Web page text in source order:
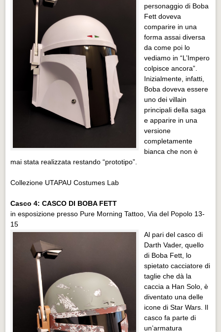
personaggio di Boba
Fett doveva
comparire in una
forma assai diversa
da come poi lo
vediamo in “L’Impero
colpisce ancora”.
Inizialmente, infatti,
Boba doveva essere
uno dei villain
principali della saga
e apparire in una
versione
completamente
bianca che non è
mai stata realizzata restando “prototipo”.
Collezione UTAPAU Costumes Lab
Casco 4: CASCO DI BOBA FETT
in esposizione presso Pure Morning Tattoo, Via del Popolo 13-
15
Al pari del casco di
Darth Vader, quello
di Boba Fett, lo
spietato cacciatore di
taglie che dà la
caccia a Han Solo, è
diventato una delle
icone di Star Wars. Il
casco fa parte di
un’armatura